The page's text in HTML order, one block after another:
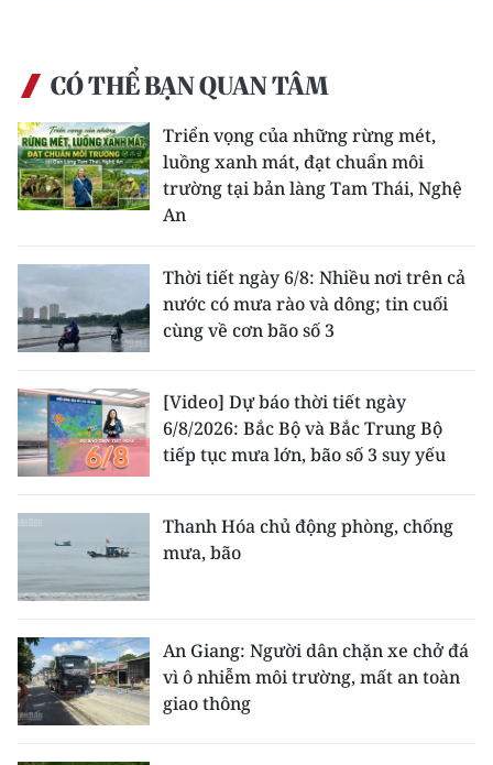
CÓ THỂ BẠN QUAN TÂM
Triển vọng của những rừng mét,
luồng xanh mát, đạt chuẩn môi
trường tại bản làng Tam Thái, Nghệ
An
Thời tiết ngày 6/8: Nhiều nơi trên cả
nước có mưa rào và dông; tin cuối
cùng về cơn bão số 3
[Video] Dự báo thời tiết ngày
6/8/2026: Bắc Bộ và Bắc Trung Bộ
tiếp tục mưa lớn, bão số 3 suy yếu
Thanh Hóa chủ động phòng, chống
mưa, bão
An Giang: Người dân chặn xe chở đá
vì ô nhiễm môi trường, mất an toàn
giao thông